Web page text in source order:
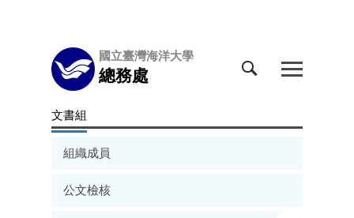
跳
到
主
內
國立臺灣海洋大學
總務處
文書組
組織成員
公文檢核